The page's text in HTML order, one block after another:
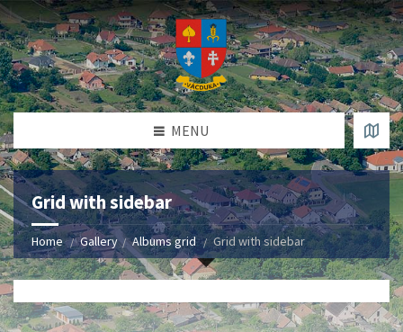
MENU
Grid with sidebar
Home Gallery Albums grid Grid with sidebar